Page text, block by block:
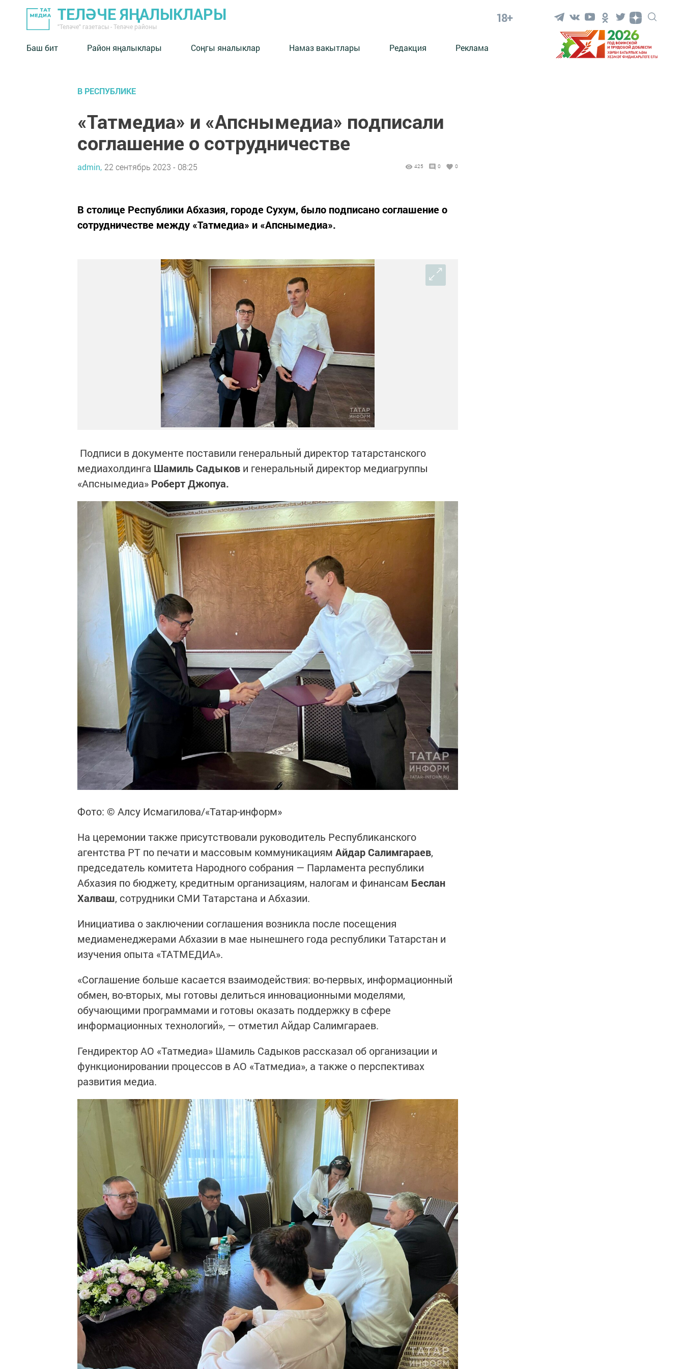
ТЕЛӘЧЕ ЯҢАЛЫКЛАРЫ
"Теләче" газетасы - Теләче районы
18+
Баш бит Район яңалыклары Соңгы яналыклар Намаз вакытлары Редакция Реклама
В РЕСПУБЛИКЕ
«Татмедиа» и «Апснымедиа» подписали
соглашение о сотрудничестве
admin, 22 сентябрь 2023 - 08:25 425 0 0
В столице Республики Абхазия, городе Сухум, было подписано соглашение о
сотрудничестве между «Татмедиа» и «Апснымедиа».
Подписи в документе поставили генеральный директор татарстанского
медиахолдинга Шамиль Садыков и генеральный директор медиагруппы
«Апснымедиа» Роберт Джопуа.
Фото: © Алсу Исмагилова/«Татар-информ»
На церемонии также присутствовали руководитель Республиканского
агентства РТ по печати и массовым коммуникациям Айдар Салимгараев,
председатель комитета Народного собрания — Парламента республики
Абхазия по бюджету, кредитным организациям, налогам и финансам Беслан
Халваш, сотрудники СМИ Татарстана и Абхазии.
Инициатива о заключении соглашения возникла после посещения
медиаменеджерами Абхазии в мае нынешнего года республики Татарстан и
изучения опыта «ТАТМЕДИА».
«Соглашение больше касается взаимодействия: во-первых, информационный
обмен, во-вторых, мы готовы делиться инновационными моделями,
обучающими программами и готовы оказать поддержку в сфере
информационных технологий», — отметил Айдар Салимгараев.
Гендиректор АО «Татмедиа» Шамиль Садыков рассказал об организации и
функционировании процессов в АО «Татмедиа», а также о перспективах
развития медиа.